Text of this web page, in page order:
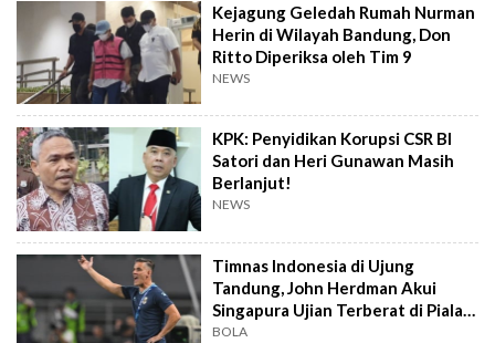
Kejagung Geledah Rumah Nurman
Herin di Wilayah Bandung, Don
Ritto Diperiksa oleh Tim 9
NEWS
KPK: Penyidikan Korupsi CSR BI
Satori dan Heri Gunawan Masih
Berlanjut!
NEWS
Timnas Indonesia di Ujung
Tandung, John Herdman Akui
Singapura Ujian Terberat di Piala
AFF 2026
BOLA